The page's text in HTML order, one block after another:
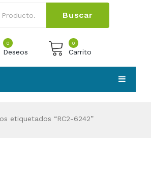
Buscar
0
Deseos
0
Carrito
etiquetados “RC2-6242”